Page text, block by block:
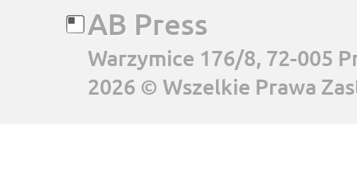
AB Press
Warzymice 176/8, 72-005
2026 © Wszelkie Prawa